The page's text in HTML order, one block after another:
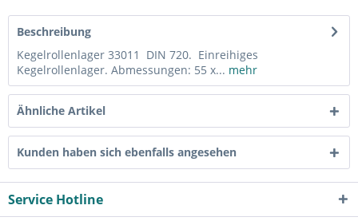
Beschreibung
Kegelrollenlager 33011 DIN 720. Einreihiges
Kegelrollenlager. Abmessungen: 55 x... mehr
Ähnliche Artikel
Kunden haben sich ebenfalls angesehen
Service Hotline